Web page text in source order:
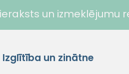
un izmeklējumu
Izglītība un zinātne